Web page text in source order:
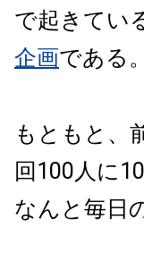
で起きてい
企画である。
もともと、
回100人に
なんと毎日